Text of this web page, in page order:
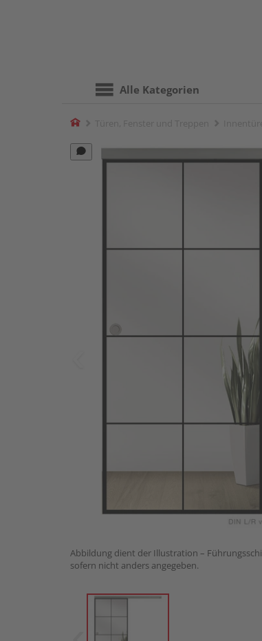
Alle Kategorien
Home
Abbildung dient der Illustration –
sofern nicht anders angegeben.